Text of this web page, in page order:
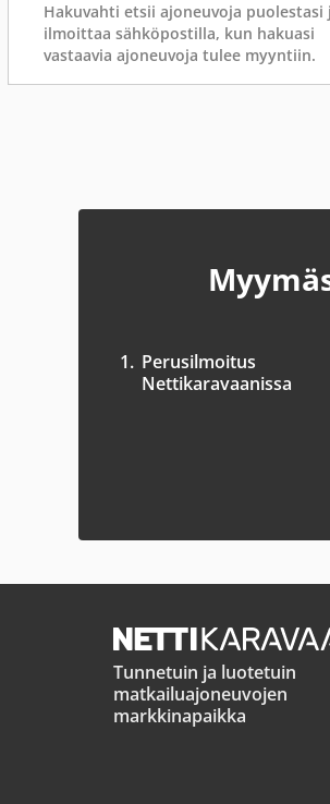
Hakuvahti etsii ajoneuvoja puolestasi
ilmoittaa sähköpostilla, kun hakuasi
vastaavia ajoneuvoja tulee myyntiin.
1. Perusilmoitus
Nettikaravaanissa
Tunnetuin ja luotetuin
matkailuajoneuvojen
markkinapaikka